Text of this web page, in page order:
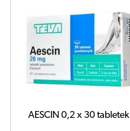
AESCIN 0,2 x 30 tabletek